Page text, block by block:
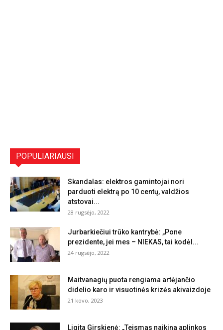
POPULIARIAUSI
Skandalas: elektros gamintojai nori
parduoti elektrą po 10 centų, valdžios
atstovai...
28 rugsėjo, 2022
Jurbarkiečiui trūko kantrybė: „Pone
prezidente, jei mes – NIEKAS, tai kodėl...
24 rugsėjo, 2022
Maitvanagių puota rengiama artėjančio
didelio karo ir visuotinės krizės akivaizdoje
21 kovo, 2023
Ligita Girskienė: „Teismas naikina aplinkos